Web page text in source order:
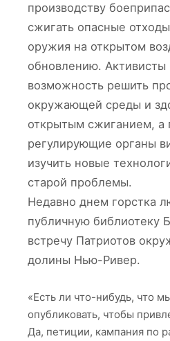
производству
сжигать опасные
оружия на открытом
обновлению. Активисты
возможность решить
окружающей среды и
открытым сжиганием, а
регулирующие органы
изучить новые
старой проблемы.
Недавно днем горстка
публичную библиотеку
встречу Патриотов
долины Нью-Ривер.
«Есть ли что-нибудь, что
опубликовать, чтобы
Да, петиции, кампания по